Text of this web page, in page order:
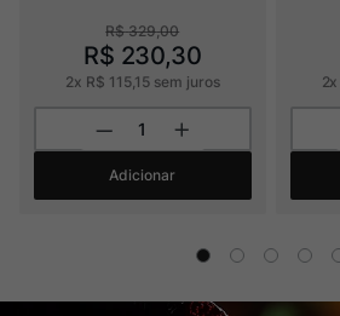
R$ 329,00
R$ 230,30
2x R$ 115,15sem juros
Adicionar
2x